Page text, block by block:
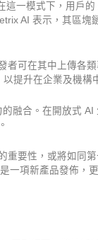
這一模式下，用戶
AI 表示，其區塊
者可在其中上傳各
提升在企業及機構
融合。在開放式
要性，或將如同
一項新產品發佈，